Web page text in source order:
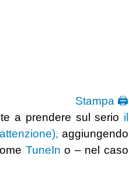
Stampa 🖨
a prendere sul serio il
aggiungendo
TuneIn o – nel caso